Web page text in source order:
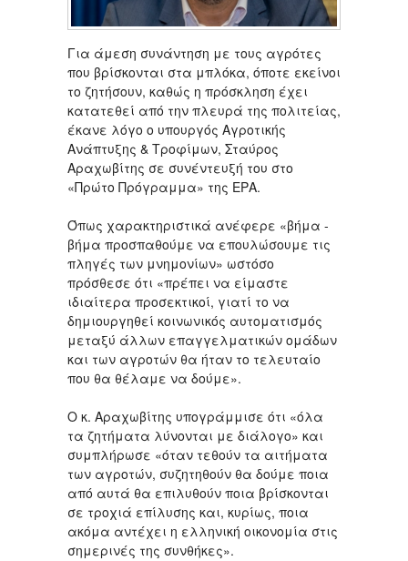
Για άμεση συνάντηση με τους αγρότες
που βρίσκονται στα μπλόκα, όποτε εκείνοι
το ζητήσουν, καθώς η πρόσκληση έχει
κατατεθεί από την πλευρά της πολιτείας,
έκανε λόγο ο υπουργός Αγροτικής
Ανάπτυξης & Τροφίμων, Σταύρος
Αραχωβίτης σε συνέντευξή του στο
«Πρώτο Πρόγραμμα» της ΕΡΑ.
Όπως χαρακτηριστικά ανέφερε «βήμα -
βήμα προσπαθούμε να επουλώσουμε τις
πληγές των μνημονίων» ωστόσο
πρόσθεσε ότι «πρέπει να είμαστε
ιδιαίτερα προσεκτικοί, γιατί το να
δημιουργηθεί κοινωνικός αυτοματισμός
μεταξύ άλλων επαγγελματικών ομάδων
και των αγροτών θα ήταν το τελευταίο
που θα θέλαμε να δούμε».
Ο κ. Αραχωβίτης υπογράμμισε ότι «όλα
τα ζητήματα λύνονται με διάλογο» και
συμπλήρωσε «όταν τεθούν τα αιτήματα
των αγροτών, συζητηθούν θα δούμε ποια
από αυτά θα επιλυθούν ποια βρίσκονται
σε τροχιά επίλυσης και, κυρίως, ποια
ακόμα αντέχει η ελληνική οικονομία στις
σημερινές της συνθήκες».